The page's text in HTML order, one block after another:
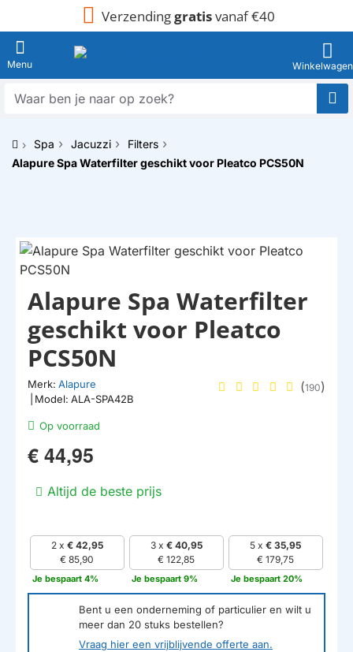
Verzendinggratisvanaf €40
Waar
naar
oph
Spa Jacuzzi
Filters
Alapure Spa Waterfilter geschikt voor Pleatco PCS50N
HUISMERK
Op voorraad
Alapure Spa Waterfilter
geschikt voor Pleatco
PCS50N
Merk: Alapure
Model: ALA-SPA42B
(190)
€ 44,95
Altijd de beste prijs
2 x € 42,95
€ 85,90
Je bespaart 4%
3 x € 40,95
€ 122,85
Je bespaart 9%
5 x€ 35,95
€ 179,75
Je bespaart 20%
Bent u een onderneming of particulier en wilt u
meer dan 20 stuks bestellen?
Vraag hier een vrijblijvende offerte aan.